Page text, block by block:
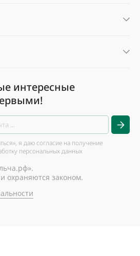
интересные
я даю согласие на получение
персональных данных
охраняются законом.